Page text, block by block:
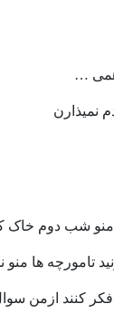
…
نميذارن
شب دوم خاک
تامورچه ها منو
کنند ازمن